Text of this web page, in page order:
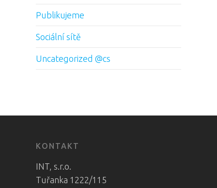
Publikujeme
Sociální sítě
Uncategorized @cs
KONTAKT
INT, s.r.o.
Tuřanka 1222/115